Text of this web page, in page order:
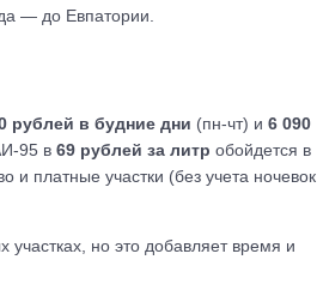
— до Евпатории.
рублей в будние дни (пн-чт) и 6 090
95 в 69 рублей за литр обойдется в
и платные участки (без учета ночевок
но это добавляет время и